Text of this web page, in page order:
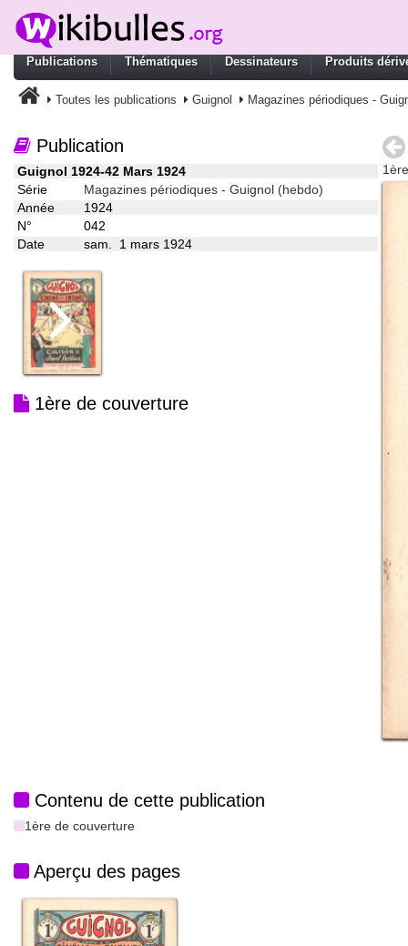
Publications Thématiques Dessinateurs Produits
Toutes les publications Guignol Magazines périodiques -
Publication
Guignol 1924-42 Mars 1924
Série
Magazines périodiques - Guignol (hebdo)
Année
1924
N°
042
Date
sam. 1 mars 1924
1ère de couverture
Contenu de cette publication
1ère de couverture
Aperçu des pages